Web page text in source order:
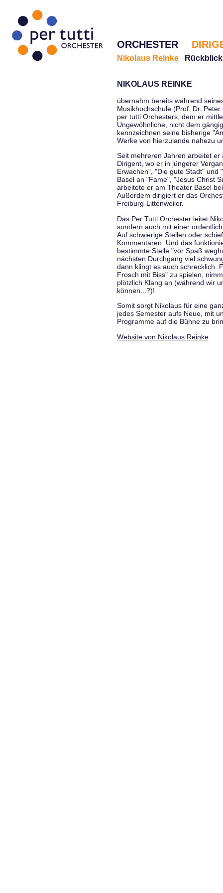
ORCHESTER
Nikolaus Reinke Rückblick
NIKOLAUS REINKE
übernahm bereits während
Musikhochschule (Prof. Dr.
per tutti Orchesters, dem er
Ungewöhnliche, nicht dem
kennzeichnen seine bisherige
Werke von hierzulande nahezu
Seit mehreren Jahren arbeitet
Dirigent, wo er in jüngerer
Erwachen", "Die gute Stadt" und
Basel an "Fame", "Jesus Christ
arbeitete er am Theater Basel
Außerdem dirigiert er das
Freiburg-Littenweiler.
Das Per Tutti Orchester leitet
sondern auch mit einer
Auf schwierige Stellen oder
Kommentaren. Und das
bestimmte Stelle "vor Spaß
nächsten Durchgang viel
dann klingt es auch schrecklich.
Frosch mit Biss" zu spielen,
plötzlich Klang an (während wir
können...?)!
Somit sorgt Nikolaus für eine
jedes Semester aufs Neue, mit
Programme auf die Bühne zu
Website von Nikolaus Reinke